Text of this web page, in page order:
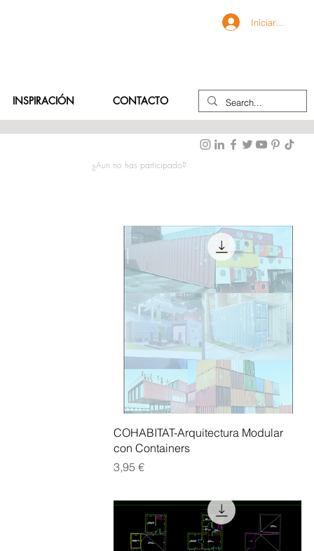
INSPIRACIÓN CONTACTO
Iniciar sesión
¿Aun no has participado?
Vista rápida
COHABITAT-Arquitectura Modular
con Containers
Precio
3,95 €